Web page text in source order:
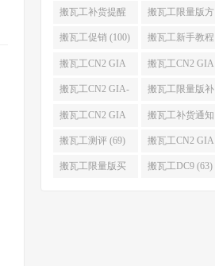
(128) (126)
搬瓦工补货提醒
(106)
搬瓦工限量版方
案 (106)
搬瓦工促销 (100) 搬瓦工新手教程
(98)
搬瓦工CN2 GIA
便宜方案 (92)
搬瓦工CN2 GIA
限量版 (90)
搬瓦工CN2 GIA-
E限量版 (84)
搬瓦工限量版补
货 (84)
搬瓦工CN2 GIA
优惠 (82)
搬瓦工补货通知
QQ群 (76)
搬瓦工测评 (69) 搬瓦工CN2 GIA
限量版补货 (67)
搬瓦工限量版买 搬瓦工DC9 (63)